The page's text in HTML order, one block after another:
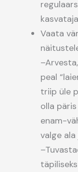
Vaata
peal
triip üle
olla
enam-
valge ala